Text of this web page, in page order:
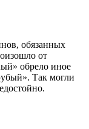
обязанных
от
обрело иное
Так могли